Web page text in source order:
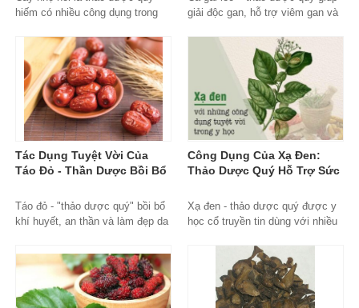
hiếm có nhiều công dụng trong
cường sức khỏe tổng thể.
giải độc gan, hỗ trợ viêm gan và
cách tự nhiên.
Tác Dụng Tuyệt Vời Của
Táo Đỏ - Thần Dược Bồi Bổ
Táo đỏ - "thảo dược quý" bồi bổ
khí huyết, an thần và làm đẹp da
năm qua.
Công Dụng Của Xạ Đen:
Thảo Dược Quý Hỗ Trợ Sức
Xạ đen - thảo dược quý được y
học cổ truyền tin dùng với nhiều
kháng và phòng bệnh hiệu quả.